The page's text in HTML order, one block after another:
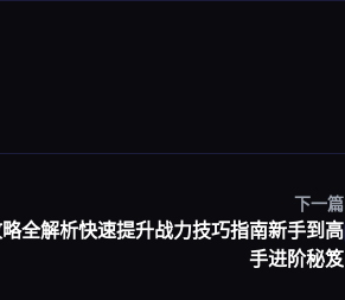
下一篇
全解析快速提升战力技巧指南新手到高
手进阶秘笈